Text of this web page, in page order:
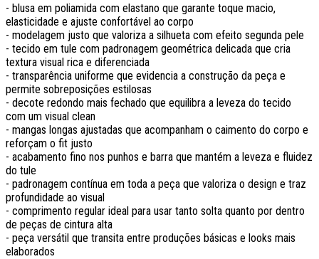
- blusa em poliamida com elastano que garante toque macio,
elasticidade e ajuste confortável ao corpo
- modelagem justo que valoriza a silhueta com efeito segunda pele
- tecido em tule com padronagem geométrica delicada que cria
textura visual rica e diferenciada
- transparência uniforme que evidencia a construção da peça e
permite sobreposições estilosas
- decote redondo mais fechado que equilibra a leveza do tecido
com um visual clean
- mangas longas ajustadas que acompanham o caimento do corpo e
reforçam o fit justo
- acabamento fino nos punhos e barra que mantém a leveza e fluidez
do tule
- padronagem contínua em toda a peça que valoriza o design e traz
profundidade ao visual
- comprimento regular ideal para usar tanto solta quanto por dentro
de peças de cintura alta
- peça versátil que transita entre produções básicas e looks mais
elaborados